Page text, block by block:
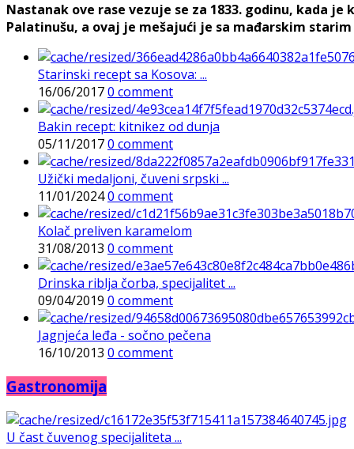
Nastanak ove rase vezuje se za 1833. godinu, kada
Palatinušu, a ovaj je mešajući je sa mađarskim
Starinski recept sa Kosova: ...
16/06/20170 comment
Bakin recept: kitnikez od dunja
05/11/20170 comment
Užički medaljoni, čuveni srpski ...
11/01/20240 comment
Kolač preliven karamelom
31/08/2013 0 comment
Drinska riblja čorba, specijalitet ...
09/04/2019 0 comment
Jagnjeća leđa - sočno pečena
16/10/2013 0 comment
Gastronomija
U čast čuvenog specijaliteta ...